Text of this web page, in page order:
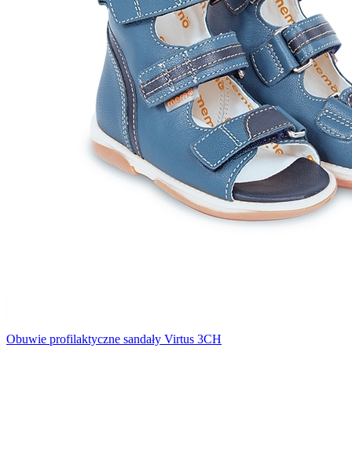
Obuwie profilaktyczne sandały Virtus 3CH